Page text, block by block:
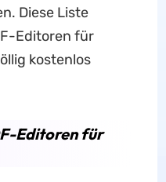
Diese Liste
Editoren für
kostenlos
Editoren für